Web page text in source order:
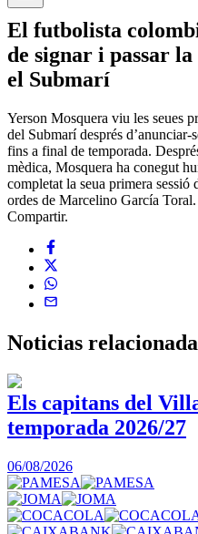
El futbolista
de signar i passar
el Submarí
Yerson Mosquera viu les seues
del Submarí després
fins a final de temporada.
mèdica, Mosquera ha conegut
completat la seua primera sessió
ordes de Marcelino García Toral.
Compartir.
Noticias
Els capitans del
temporada 2026/27
06/08/2026